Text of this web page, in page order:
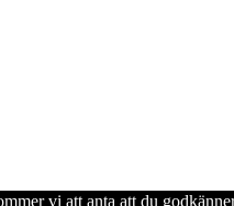
vi att anta att du